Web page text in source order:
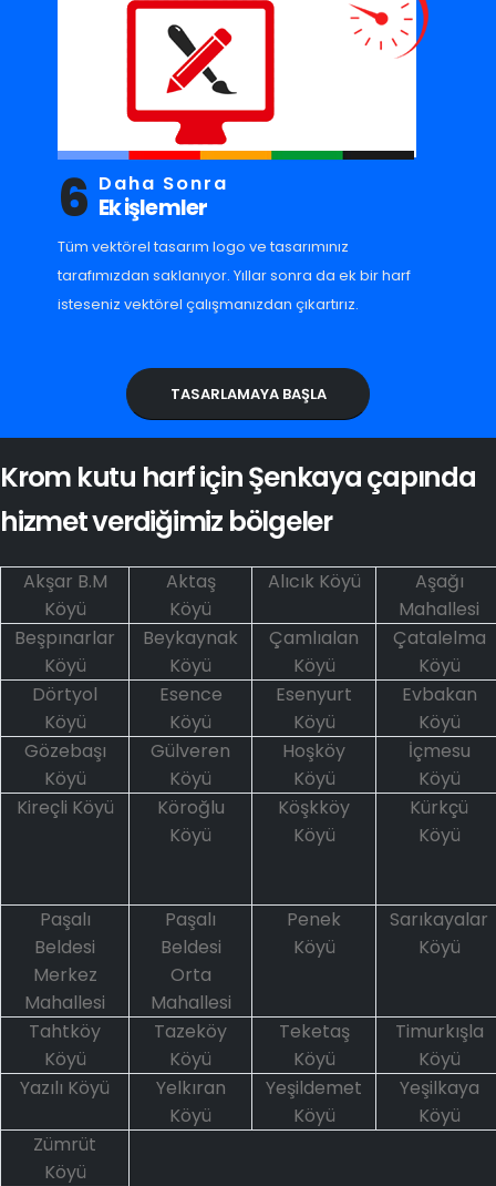
6 Daha Sonra
Ek işlemler
Tüm vektörel tasarım logo ve tasarımınız
tarafımızdan saklanıyor. Yıllar sonra da ek bir harf
isteseniz vektörel çalışmanızdan çıkartırız.
TASARLAMAYA BAŞLA
Krom kutu harf için Şenkaya çapında
hizmet verdiğimiz bölgeler
Akşar B.M
Köyü
Aktaş
Köyü
Alıcık Köyü
Aşağı
Mahallesi
Beşpınarlar
Köyü
Beykaynak
Köyü
Çamlıalan
Köyü
Çatalelma
Köyü
Dörtyol
Köyü
Esence
Köyü
Esenyurt
Köyü
Evbakan
Köyü
Gözebaşı
Köyü
Gülveren
Köyü
Hoşköy
Köyü
İçmesu
Köyü
Kireçli Köyü
Köroğlu
Köyü
Köşkköy
Köyü
Kürkçü
Köyü
Paşalı
Beldesi
Merkez
Mahallesi
Paşalı
Beldesi
Orta
Mahallesi
Penek
Köyü
Sarıkayalar
Köyü
Tahtköy
Köyü
Tazeköy
Köyü
Teketaş
Köyü
Timurkışla
Köyü
Yazılı Köyü
Yelkıran
Köyü
Yeşildemet
Köyü
Yeşilkaya
Köyü
Zümrüt
Köyü